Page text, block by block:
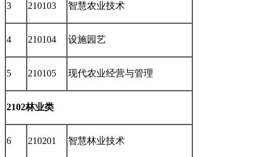
3 210103 智慧农业技术
4 210104 设施园艺
5 210105 现代农业经营与管理
2102林业类
6 210201 智慧林业技术